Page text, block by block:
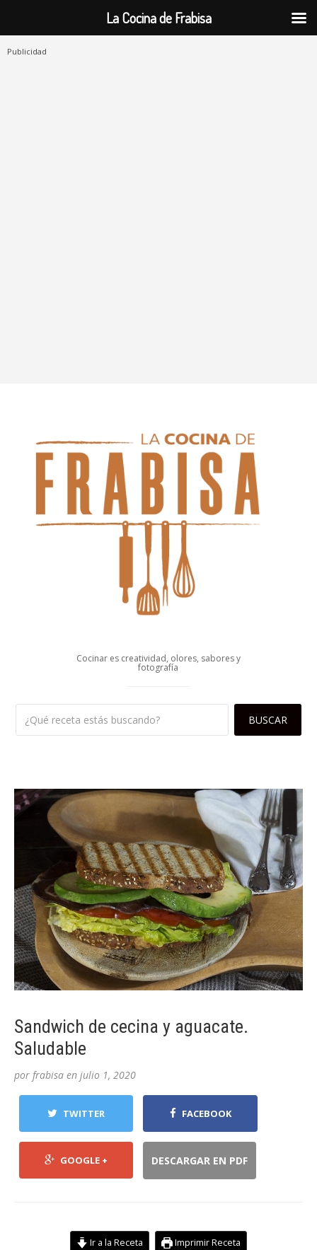
Publicidad
Cocinar es creatividad, olores, sabores y
fotografía
Sandwich de cecina y aguacate.
Saludable
por frabisa en julio 1, 2020
TWITTER FACEBOOK
GOOGLE + DESCARGAR EN PDF
Ir a la Receta Imprimir Receta
La Cocina de Frabisa